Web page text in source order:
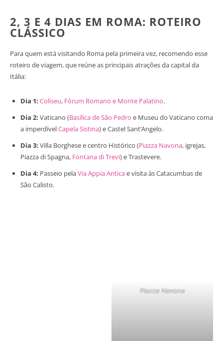
2, 3 E 4 DIAS EM ROMA: ROTEIRO
CLÁSSICO
Para quem está visitando Roma pela primeira vez, recomendo esse
roteiro de viagem, que reúne as principais atrações da capital da
Itália:
Dia 1: Coliseu, Fórum Romano e Monte Palatino.​
Dia 2: Vaticano (Basílica de São Pedro e Museu do Vaticano coma
a imperdívelCapela Sistina) e Castel Sant’Angelo.​
Dia 3: Villa Borghese e centro Histórico (Piazza Navona, igrejas,
Piazza di Spagna, Fontana di Trevi) e Trastevere.​
Dia 4: Passeio pelaVia Appia Anticae visita às Catacumbas de
São Calisto.​
Piazza Navona